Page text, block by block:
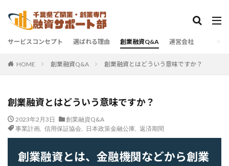
サービスコンセプト 選ばれる理由 創業融資Q&A 運営会社
HOME 創業融資Q&A 創業融資とはどういう意味ですか？
創業融資とはどういう意味ですか？
2023年2月3日
創業融資Q&A
事業計画, 信用保証協会, 日本政策金融公庫, 返済期間
創業融資とは、金融機関などから創業